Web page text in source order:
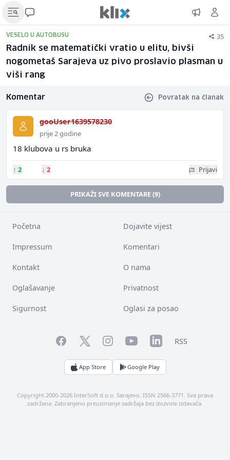
VESELO U AUTOBUSU 35
Radnik se matematički vratio u elitu, bivši
nogometaš Sarajeva uz pivo proslavio plasman u
viši rang
Komentar Povratak na članak
gooUser1639578230
prije 2 godine
18 klubova u rs bruka
↑ 2 ↓ 2 Prijavi
PRIKAŽI SVE KOMENTARE (9)
Početna Dojavite vijest
Impressum Komentari
Kontakt O nama
Oglašavanje Privatnost
Sigurnost Oglasi za posao
FacebookTwitterInstagramYouTubeLinkedInRSS
App Store Google Play
Copyright 2000-2026 InterSoft d.o.o. Sarajevo. ISSN 2566-3771. Sva prava
zadržana. Zabranjeno preuzimanje sadržaja bez dozvole izdavača.